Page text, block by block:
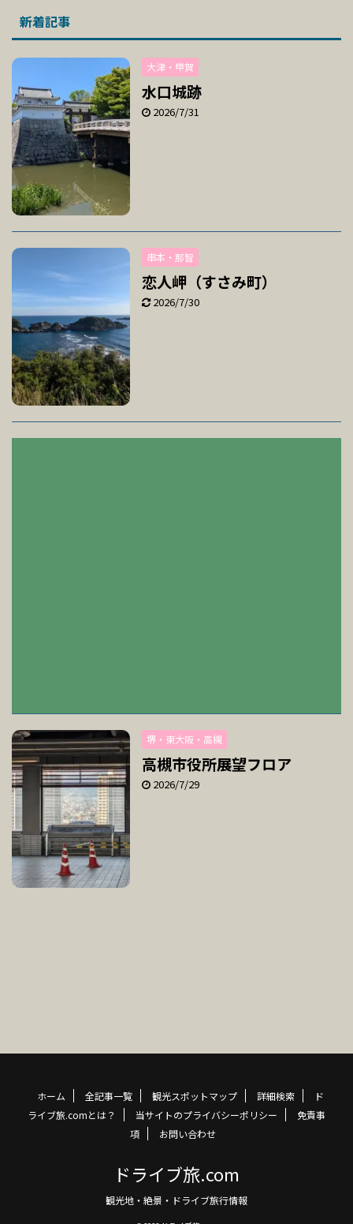
新着記事
大津・甲賀
水口城跡
2026/7/31
串本・那智
恋人岬（すさみ町）
2026/7/30
堺・東大阪・高槻
高槻市役所展望フロア
2026/7/29
ホーム 全記事一覧 観光スポットマップ 詳細検索
ド
ライブ旅.comとは？
当サイトのプライバシーポリシー
免責事
項
お問い合わせ
ドライブ旅.com
観光地・絶景・ドライブ旅行情報